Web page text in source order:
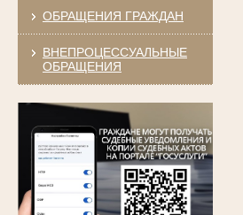
ОБРАЩЕНИЯ ГРАЖДАН
ВНЕПРОЦЕССУАЛЬНЫЕ
ОБРАЩЕНИЯ